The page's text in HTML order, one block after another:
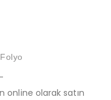
online olarak satın